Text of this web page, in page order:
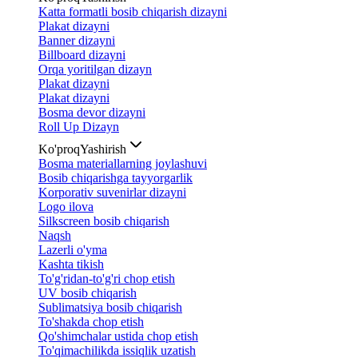
Katta formatli bosib chiqarish dizayni
Plakat dizayni
Banner dizayni
Billboard dizayni
Orqa yoritilgan dizayn
Plakat dizayni
Plakat dizayni
Bosma devor dizayni
Roll Up Dizayn
Ko'proqYashirish
Bosma materiallarning joylashuvi
Bosib chiqarishga tayyorgarlik
Korporativ suvenirlar dizayni
Logo ilova
Silkscreen bosib chiqarish
Naqsh
Lazerli o'yma
Kashta tikish
To'g'ridan-to'g'ri chop etish
UV bosib chiqarish
Sublimatsiya bosib chiqarish
To'shakda chop etish
Qo'shimchalar ustida chop etish
To'qimachilikda issiqlik uzatish